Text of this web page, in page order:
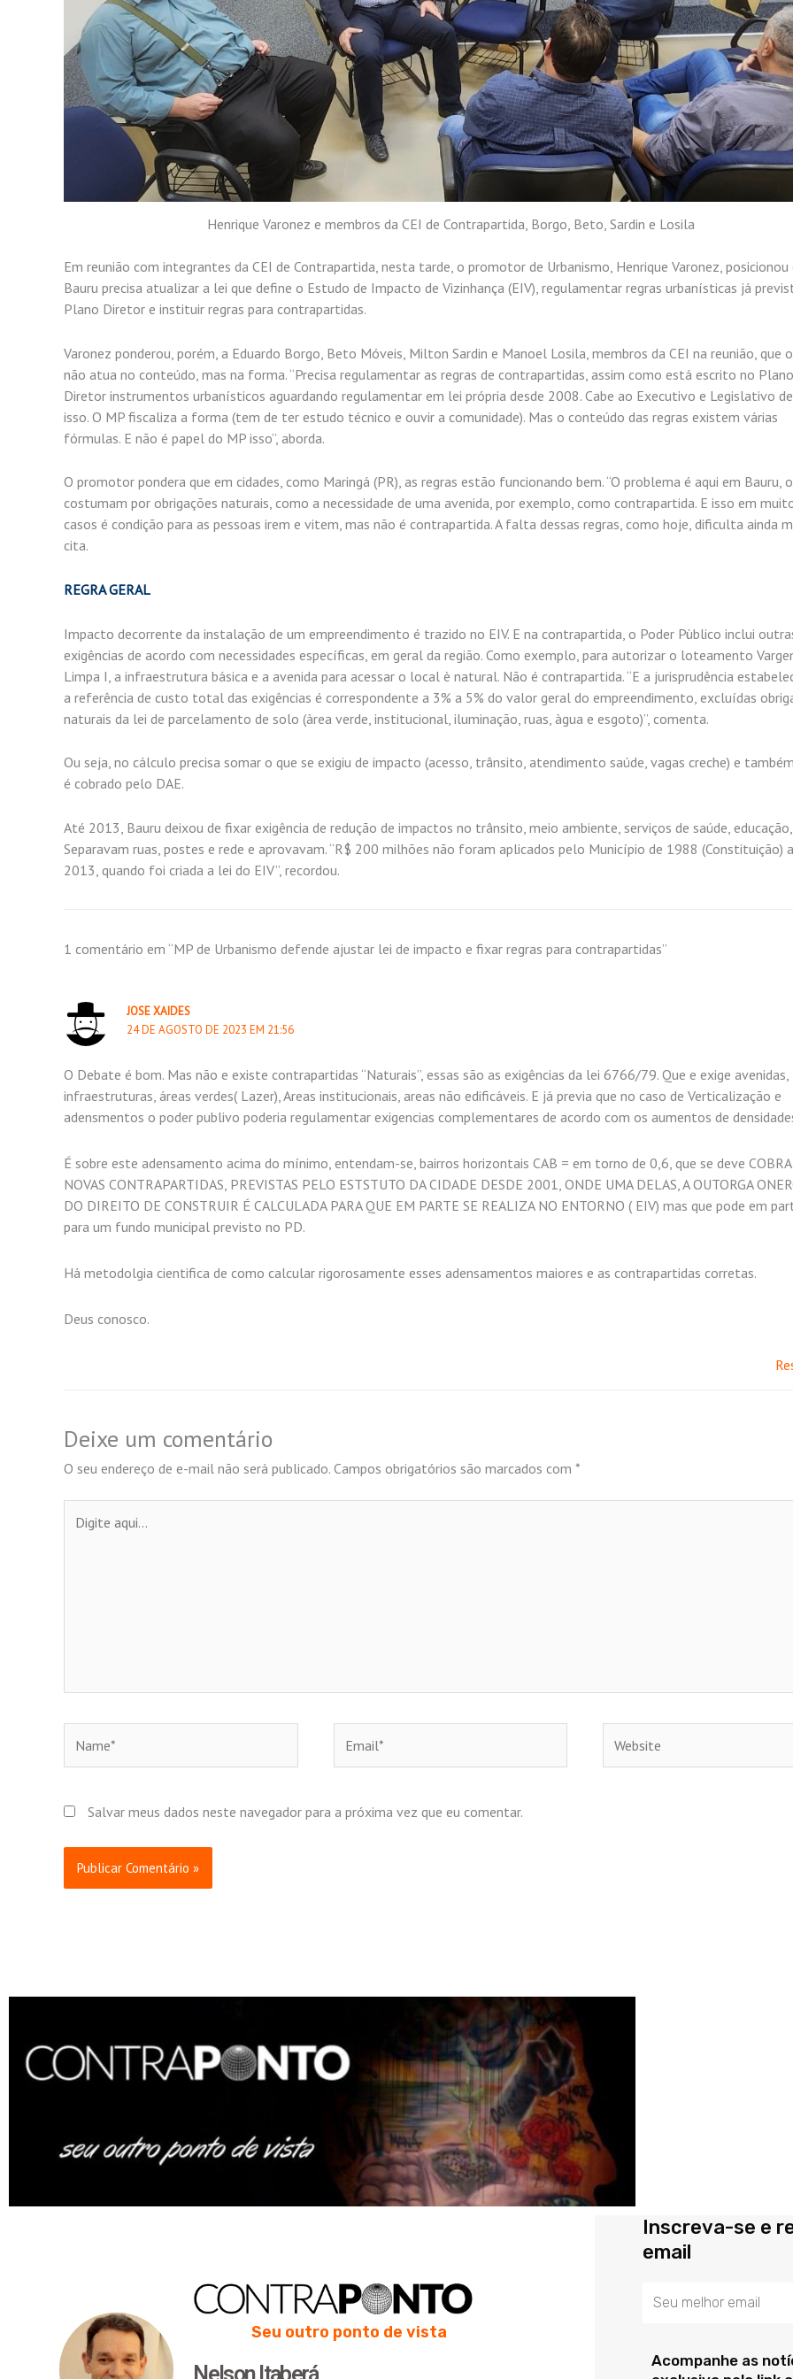
Henrique Varonez e membros da CEI de Contrapartida, Borgo, Beto, Sardin e Losila
Em reunião com integrantes da CEI de Contrapartida, nesta tarde, o promotor de Urbanismo, Henrique Varonez, posicionou
Bauru precisa atualizar a lei que define o Estudo de Impacto de Vizinhança (EIV), regulamentar regras urbanísticas já
Plano Diretor e instituir regras para contrapartidas.
Varonez ponderou, porém, a Eduardo Borgo, Beto Móveis, Milton Sardin e Manoel Losila, membros da CEI na reunião, que
não atua no conteúdo, mas na forma. “Precisa regulamentar as regras de contrapartidas, assim como está escrito no Plano
Diretor instrumentos urbanísticos aguardando regulamentar em lei própria desde 2008. Cabe ao Executivo e Legislativo
isso. O MP fiscaliza a forma (tem de ter estudo técnico e ouvir a comunidade). Mas o conteúdo das regras existem várias
fórmulas. E não é papel do MP isso”, aborda.
O promotor pondera que em cidades, como Maringá (PR), as regras estão funcionando bem. “O problema é aqui em Bauru,
costumam por obrigações naturais, como a necessidade de uma avenida, por exemplo, como contrapartida. E isso em
casos é condição para as pessoas irem e vitem, mas não é contrapartida. A falta dessas regras, como hoje, dificulta ainda
cita.
REGRA GERAL
Impacto decorrente da instalação de um empreendimento é trazido no EIV. E na contrapartida, o Poder Pùblico inclui
exigências de acordo com necessidades específicas, em geral da região. Como exemplo, para autorizar o loteamento
Limpa I, a infraestrutura básica e a avenida para acessar o local è natural. Não é contrapartida. “E a jurisprudência
a referência de custo total das exigências é correspondente a 3% a 5% do valor geral do empreendimento, excluídas
naturais da lei de parcelamento de solo (àrea verde, institucional, iluminação, ruas, àgua e esgoto)”, comenta.
Ou seja, no cálculo precisa somar o que se exigiu de impacto (acesso, trânsito, atendimento saúde, vagas creche) e
é cobrado pelo DAE.
Até 2013, Bauru deixou de fixar exigência de redução de impactos no trânsito, meio ambiente, serviços de saúde,
Separavam ruas, postes e rede e aprovavam. “R$ 200 milhões não foram aplicados pelo Município de 1988 (Constituição)
2013, quando foi criada a lei do EIV”, recordou.
1 comentário em “MP de Urbanismo defende ajustar lei de impacto e fixar regras para contrapartidas”
JOSE XAIDES
24 DE AGOSTO DE 2023 EM 21:56
O Debate é bom. Mas não e existe contrapartidas “Naturais”, essas são as exigências da lei 6766/79. Que e exige avenidas,
infraestruturas, áreas verdes( Lazer), Areas institucionais, areas não edificáveis. E já previa que no caso de Verticalização e
adensmentos o poder publivo poderia regulamentar exigencias complementares de acordo com os aumentos de
É sobre este adensamento acima do mínimo, entendam-se, bairros horizontais CAB = em torno de 0,6, que se deve
NOVAS CONTRAPARTIDAS, PREVISTAS PELO ESTSTUTO DA CIDADE DESDE 2001, ONDE UMA DELAS, A OUTORGA
DO DIREITO DE CONSTRUIR É CALCULADA PARA QUE EM PARTE SE REALIZA NO ENTORNO ( EIV) mas que pode em
para um fundo municipal previsto no PD.
Há metodolgia cientifica de como calcular rigorosamente esses adensamentos maiores e as contrapartidas corretas.
Deus conosco.
Deixe um comentário
O seu endereço de e-mail não será publicado. Campos obrigatórios são marcados com *
aqui...
Salvar meus dados neste navegador para a próxima vez que eu comentar.
Seu outro ponto de vista
Inscreva-se e
email
Acompanhe as